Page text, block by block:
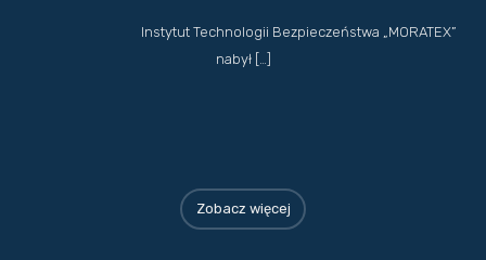
Instytut Technologii Bezpieczeństwa „MORATEX”
nabył […]
Zobacz więcej